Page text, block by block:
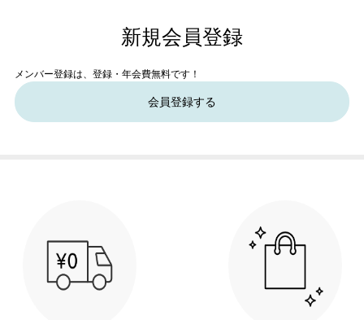
新規会員登録
メンバー登録は、登録・年会費無料です！
会員登録する